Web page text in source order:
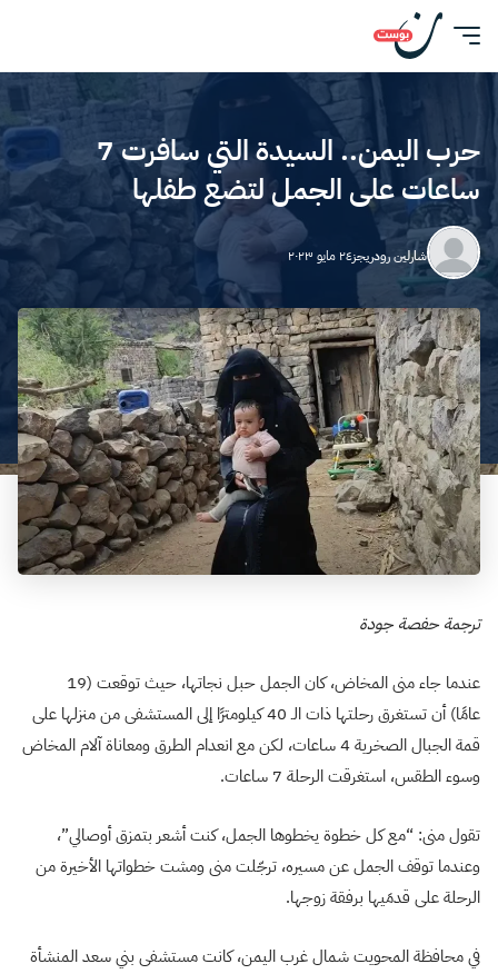
حرب اليمن.. السيدة التي سافرت 7
ساعات على الجمل لتضع طفلها
شارلين رودريجز٢٤ مايو ٢٠٢٣
ترجمة حفصة جودة
عندما جاء منى المخاض، كان الجمل حبل نجاتها، حيث توقعت (19
عامًا) أن تستغرق رحلتها ذات الـ 40 كيلومترًا إلى المستشفى من منزلها على
قمة الجبال الصخرية 4 ساعات، لكن مع انعدام الطرق ومعاناة آلام المخاض
وسوء الطقس، استغرقت الرحلة 7 ساعات.
تقول منى: “مع كل خطوة يخطوها الجمل، كنت أشعر بتمزق أوصالي”،
وعندما توقف الجمل عن مسيره، ترجّلت منى ومشت خطواتها الأخيرة من
الرحلة على قدمَيها برفقة زوجها.
في محافظة المحويت شمال غرب اليمن، كانت مستشفى بني سعد المنشأة